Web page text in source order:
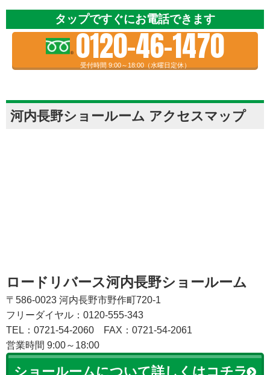
タップですぐにお電話できます
0120-46-1470
受付時間 9:00～18:00（水曜日定休）
河内長野ショールーム アクセスマップ
ロードリバース河内長野ショールーム
〒586-0023 河内長野市野作町720-1
フリーダイヤル：0120-555-343
TEL：0721-54-2060
FAX：0721-54-2061
営業時間 9:00～18:00
ショールームについて詳しくはコチラ